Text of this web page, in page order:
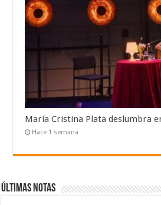
María Cristina Plata deslumbra
Hace 1 semana
Últimas notas